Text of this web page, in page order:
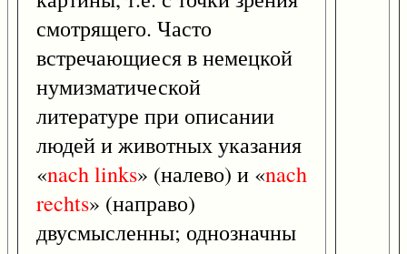
смотрящего. Часто
встречающиеся в немецкой
нумизматической
литературе при описании
людей и животных указания
«nachlinks» (налево) и «nach
rechts» (направо)
двусмысленны; однозначны